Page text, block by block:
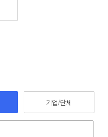
기업/단체